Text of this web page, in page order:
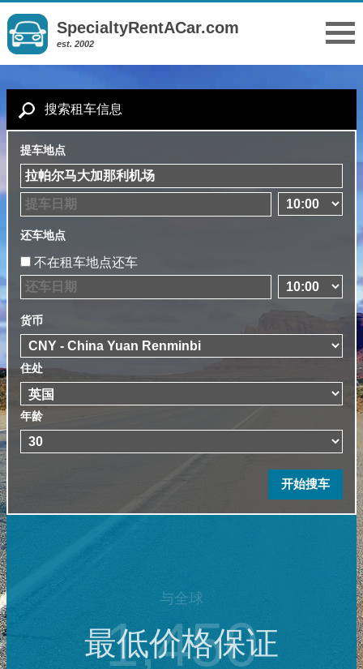
SpecialtyRentACar.com
est. 2002
搜索租车信息
提车地点
还车地点
不在租车地点还车
货币
住处
年龄
最低价格保证